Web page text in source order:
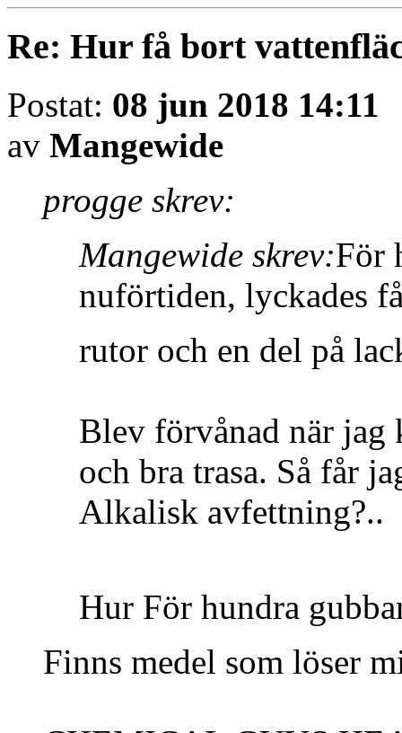
Re: Hur få bort
Postat: 08 jun 2018 14:11
av Mangewide
progge skrev:
Mangewide skrev:För
nuförtiden, lyckades
rutor och en del på
Blev förvånad när
och bra trasa. Så får
Alkalisk avfettning?..
Hur För hundra
Finns medel som löser